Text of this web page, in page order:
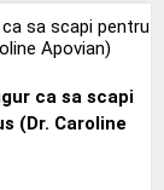
ca sa scapi
(Dr. Caroline